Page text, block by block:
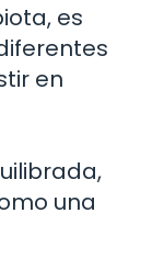
es
en
una